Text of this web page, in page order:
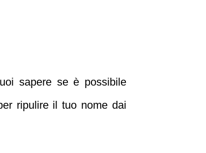
sapere se è possibile
ripulire il tuo nome dai